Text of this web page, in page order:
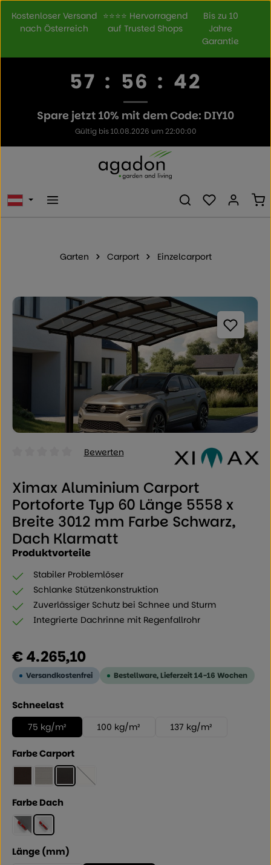
Zum Hauptinhalt springen
Kostenloser Versand
nach Österreich
⭐⭐⭐⭐ Hervorragend
auf Trusted Shops
Bis zu 10
Jahre
Garantie
57 : 56 : 42
Spare jetzt 10% mit dem Code: DIY10
Gültig bis 10.08.2026 um 22:00:00
Du hast 0
Garten Carport Einzelcarport
Bildergalerie überspringen
Durchschnittliche Bewertung von 0 von 5 Sternen
Bewerten
Ximax Aluminium Carport
Portoforte Typ 60 Länge 5558 x
Breite 3012 mm Farbe Schwarz,
Dach Klarmatt
Produktvorteile
Stabiler Problemlöser
Schlanke Stützenkonstruktion
Zuverlässiger Schutz bei Schnee und Sturm
Integrierte Dachrinne mit Regenfallrohr
Regulärer Preis:
€ 4.265,10
Versandkostenfrei Bestellware, Lieferzeit 14-16 Wochen
Schneelast
75 kg/m² 100 kg/m² 137 kg/m²
Farbe Carport
MattbraunEdelstahllook
SchwarzWinterweiss
(Diese Option ist zurzeit nicht verfügbar.)
Farbe Dach
Rauchglasgrau
Klarmatt
Länge (mm)